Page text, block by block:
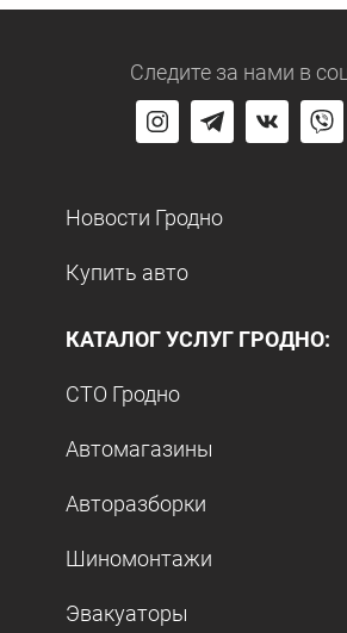
Следите за нами в
Новости Гродно
Купить авто
КАТАЛОГ УСЛУГ ГРОДНО:
СТО Гродно
Автомагазины
Авторазборки
Шиномонтажи
Эвакуаторы